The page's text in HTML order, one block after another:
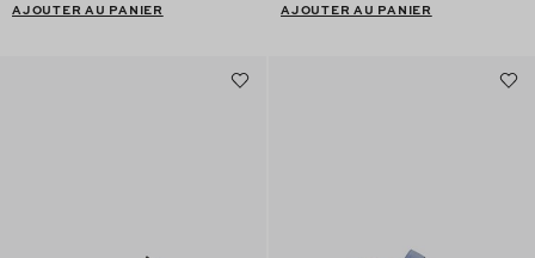
AJOUTER AU PANIER AJOUTER AU PANIER